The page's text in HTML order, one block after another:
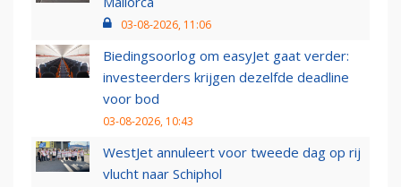
03-08-2026, 11:06
Biedingsoorlog om easyJet gaat verder:
investeerders krijgen dezelfde deadline
voor bod
03-08-2026, 10:43
WestJet annuleert voor tweede dag op rij
vlucht naar Schiphol